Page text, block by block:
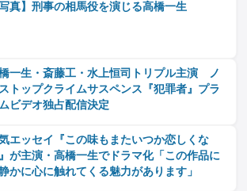
写真】刑事の相馬役を演じる高橋一生
一生・斎藤工・水上恒司トリプル主演 ノ
トップクライムサスペンス『犯罪者』プラ
ビデオ独占配信決定
エッセイ『この味もまたいつか恋しくな
が主演・高橋一生でドラマ化「この作品に
かに心に触れてくる魅力があります」